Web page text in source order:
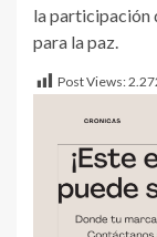
la participación
para la paz.
Post Views: